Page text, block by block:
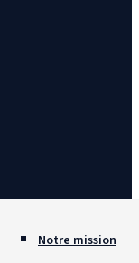
Notre mission